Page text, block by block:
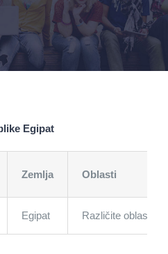
Egipat
Zemlja Oblasti
Egipat Različite oblasti